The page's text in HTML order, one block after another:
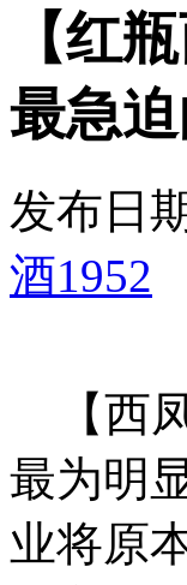
【红
最急
发布日
酒1952
【西
最为明
业将原